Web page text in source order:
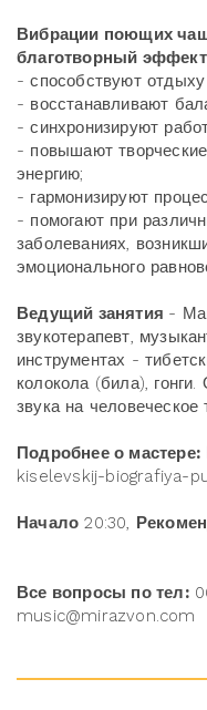
Вибрации поющих
благотворный
- способствуют
- восстанавливают
- синхронизируют
- повышают
энергию;
- гармонизируют
- помогают при
заболеваниях,
эмоционального
Ведущий занятия -
звукотерапевт,
инструментах -
колокола (била),
звука на человеческое
Подробнее о мастере:
kiselevskij-biografiya-
Начало 20:30,
Все вопросы по тел:
music@mirazvon.com